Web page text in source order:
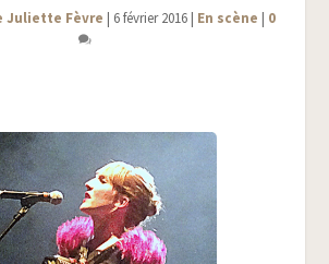
Juliette Fèvre | 6 février 2016| En scène | 0